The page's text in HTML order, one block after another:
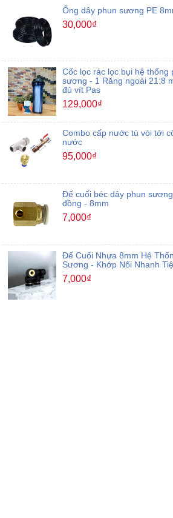
Ống dây phun sương PE
30,000₫
Cốc lọc rác lọc bụi hệ thống
sương - 1 Răng ngoài 21:8
đủ vít Pas
129,000₫
Combo cấp nước tù vòi tới
nước
95,000₫
Đế cuối béc dây phun
đồng - 8mm
7,000₫
Đế Cuối Nhựa 8mm Hệ
Sương - Khớp Nối Nhanh
7,000₫